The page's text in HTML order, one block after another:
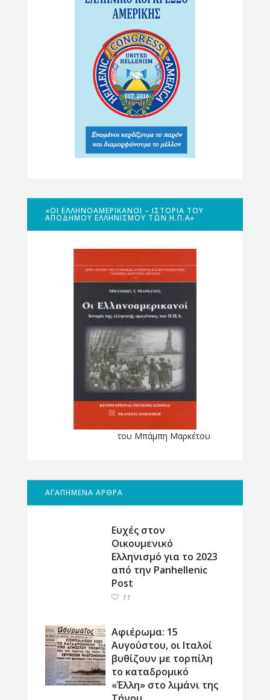
«ΟΙ ΕΛΛΗΝΟΑΜΕΡΙΚΑΝΟΊ – ΙΣΤΟΡΊΑ ΤΟΥ
ΑΠΌΔΗΜΟΥ ΕΛΛΗΝΙΣΜΟΎ ΤΩΝ Η.Π.Α»
του Μπάμπη Μαρκέτου
ΑΓΑΠΗΜΕΝΑ ΑΡΘΡΑ
Ευχές στον
Οικουμενικό
Ελληνισμό για το 2023
από την Panhellenic
Post
11
Αφιέρωμα: 15
Αυγούστου, οι Ιταλοί
βυθίζουν με τορπίλη
το καταδρομικό
«Έλλη» στο λιμάνι της